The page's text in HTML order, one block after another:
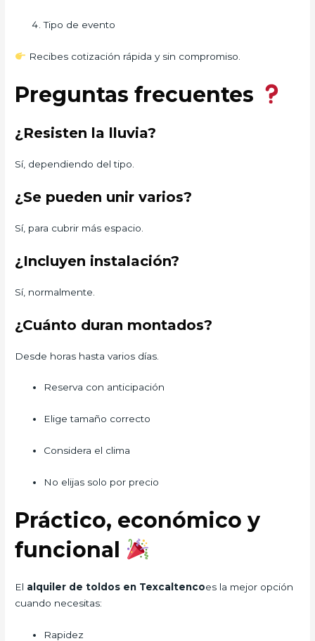
Tipo de evento
Recibes cotización rápida y sin compromiso.
Preguntas frecuentes
¿Resisten la lluvia?
Sí, dependiendo del tipo.
¿Se pueden unir varios?
Sí, para cubrir más espacio.
¿Incluyen instalación?
Sí, normalmente.
¿Cuánto duran montados?
Desde horas hasta varios días.
Reserva con anticipación
Elige tamaño correcto
Considera el clima
No elijas solo por precio
Práctico, económico y
funcional
El alquiler de toldos en Texcaltencoes la mejor opción
cuando necesitas:
Rapidez